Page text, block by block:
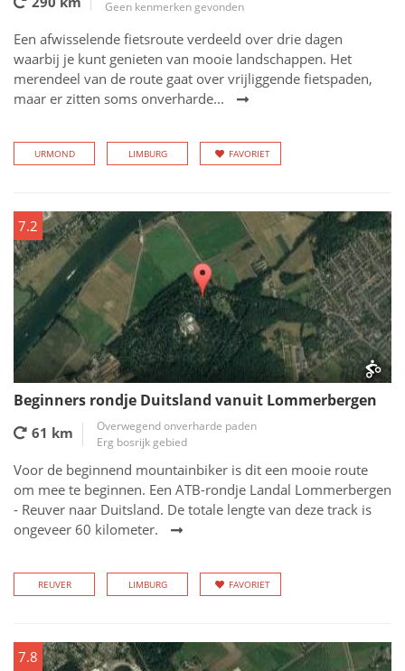
Geen kenmerken gevonden
Een afwisselende fietsroute verdeeld over drie dagen
waarbij je kunt genieten van mooie landschappen. Het
merendeel van de route gaat over vrijliggende fietspaden,
maar er zitten soms onverharde...
URMOND LIMBURG FAVORIET
7.2
Beginners rondje Duitsland vanuit Lommerbergen
61 km
Overwegend onverharde paden
Erg bosrijk gebied
Voor de beginnend mountainbiker is dit een mooie route
om mee te beginnen. Een ATB-rondje Landal Lommerbergen
- Reuver naar Duitsland. De totale lengte van deze track is
ongeveer 60 kilometer.
REUVER LIMBURG FAVORIET
7.8